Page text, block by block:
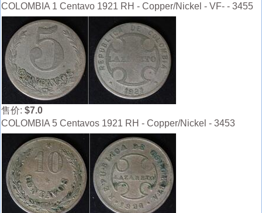
COLOMBIA 1 Centavo 1921 RH - Copper/Nickel - VF- - 3455
售价: $7.0
COLOMBIA 5 Centavos 1921 RH - Copper/Nickel - 3453